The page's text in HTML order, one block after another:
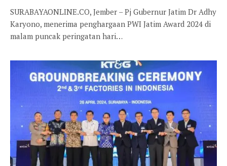
SURABAYAONLINE.CO, Jember – Pj Gubernur Jatim Dr Adhy
Karyono, menerima penghargaan PWI Jatim Award 2024 di
malam puncak peringatan hari…